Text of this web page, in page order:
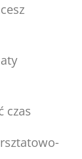
czas